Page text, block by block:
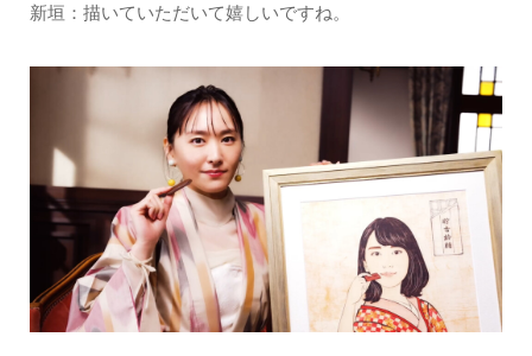
新垣：描いていただいて嬉しいですね。